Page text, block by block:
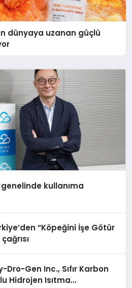
dünyaya uzanan güçlü
kullanıma
“Köpeğini İşe Götür
Dro-Gen Inc., Sıfır Karbon
Hidrojen Isıtma